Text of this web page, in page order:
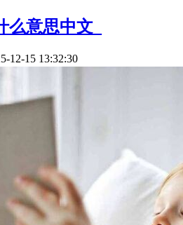
意思中文_
12-15 13:32:30